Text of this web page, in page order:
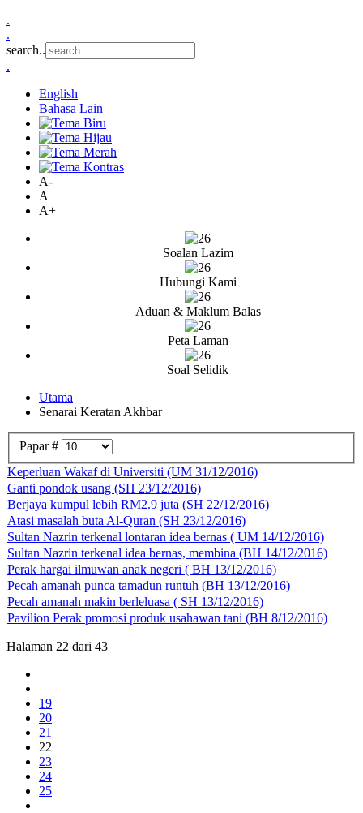
.
.
search..
.
English
Bahasa Lain
A-
A
A+
Soalan Lazim
Hubungi Kami
Aduan & Maklum Balas
Peta Laman
Soal Selidik
Utama
Senarai Keratan Akhbar
Papar #
Keperluan Wakaf di Universiti (UM 31/12/2016)
Ganti pondok usang (SH 23/12/2016)
Berjaya kumpul lebih RM2.9 juta (SH 22/12/2016)
Atasi masalah buta Al-Quran (SH 23/12/2016)
Sultan Nazrin terkenal lontaran idea bernas ( UM 14/12/2016)
Sultan Nazrin terkenal idea bernas, membina (BH 14/12/2016)
Perak hargai ilmuwan anak negeri ( BH 13/12/2016)
Pecah amanah punca tamadun runtuh (BH 13/12/2016)
Pecah amanah makin berleluasa ( SH 13/12/2016)
Pavilion Perak promosi produk usahawan tani (BH 8/12/2016)
Halaman 22 dari 43
19
20
21
22
23
24
25